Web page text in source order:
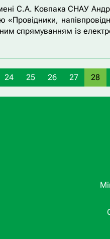
С.А. Ковпака СНАУ
спрямуванням із
24 25 26 27 28